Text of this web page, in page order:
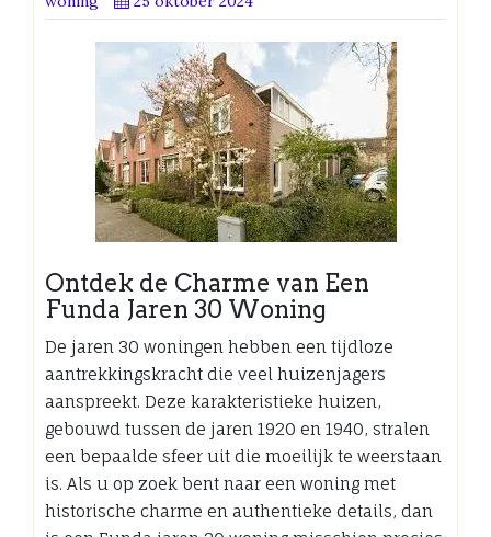
Ontdek de Charme van Een
Funda Jaren 30 Woning
De jaren 30 woningen hebben een tijdloze
aantrekkingskracht die veel huizenjagers
aanspreekt. Deze karakteristieke huizen,
gebouwd tussen de jaren 1920 en 1940, stralen
een bepaalde sfeer uit die moeilijk te weerstaan
is. Als u op zoek bent naar een woning met
historische charme en authentieke details, dan